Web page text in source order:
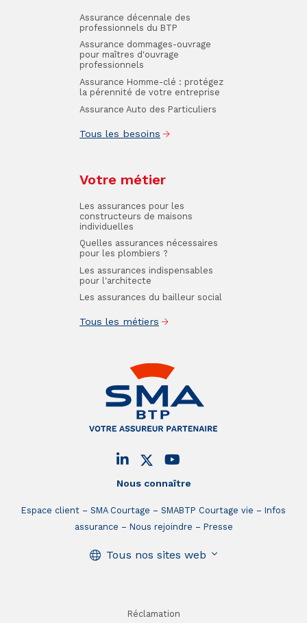
Nous connaître
Espace client SMA Courtage SMABTP Courtage vie
Infos
assurance
Nous rejoindre Presse
Tous nos sites web
Assurance décennale des
professionnels du BTP
Assurance dommages-ouvrage
pour maîtres d'ouvrage
professionnels
Assurance Homme-clé : protégez
la pérennité de votre entreprise
Assurance Auto des Particuliers
Tous les besoins
Votre métier
Les assurances pour les
constructeurs de maisons
individuelles
Quelles assurances nécessaires
pour les plombiers ?
Les assurances indispensables
pour l'architecte
Les assurances du bailleur social
Tous les métiers
Réclamation